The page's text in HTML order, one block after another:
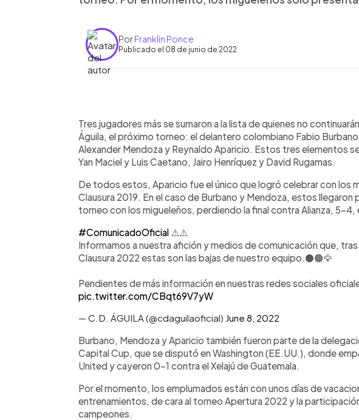
PorFranklin Ponce
Publicado el 08 de junio de 2022
► Escuchar artículo
Tres jugadores más se sumaron a la lista de quienes no
Águila, el próximo torneo: el delantero colombiano Fabio
Alexander Mendoza y Reynaldo Aparicio. Estos tres elementos
Yan Maciel y Luis Caetano, Jairo Henríquez y David Rugamas.
De todos estos, Aparicio fue el único que logró celebrar con los
Clausura 2019. En el caso de Burbano y Mendoza, estos llegaron
torneo con los migueleños, perdiendo la final contra Alianza, 5-4,
#ComunicadoOficial ⚠️⚠️
Informamos a nuestra afición y medios de comunicación que, tras
Clausura 2022 estas son las bajas de nuestro equipo.⚫🟠🦅
Pendientes de más información en nuestras redes sociales
pic.twitter.com/CBqt69V7yW
— C.D. ÁGUILA (@cdaguilaoficial) June 8, 2022
Burbano, Mendoza y Aparicio también fueron parte de la
Capital Cup, que se disputó en Washington (EE.UU.), donde
United y cayeron 0-1 contra el Xelajú de Guatemala.
Por el momento, los emplumados están con unos días de
entrenamientos, de cara al torneo Apertura 2022 y la
campeones.